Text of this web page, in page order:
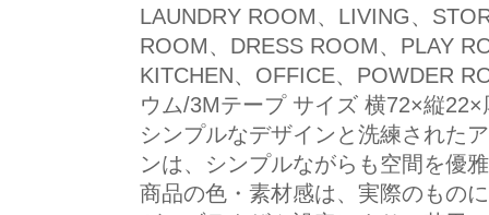
LAUNDRY ROOM、LIVING、
ROOM、DRESS ROOM、PLAY
KITCHEN、OFFICE、POWDER
ウム/3Mテープ サイズ 横72×縦
シンプルなデザインと洗練された
ンは、シンプルながらも空間を優
商品の色・素材感は、実際のもの